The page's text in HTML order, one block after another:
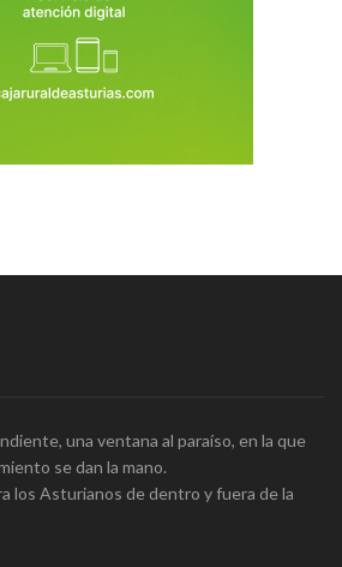
una ventana al paraíso, en la que
se dan la mano.
los Asturianos de dentro y fuera de la